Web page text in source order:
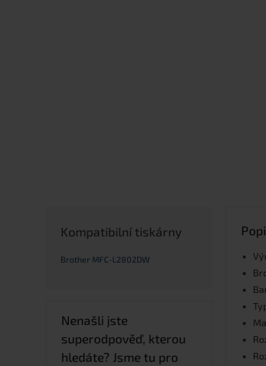
Kompatibilní tiskárny
Brother MFC-L2802DW
Nenašli jste
superodpověď, kterou
hledáte? Jsme tu pro